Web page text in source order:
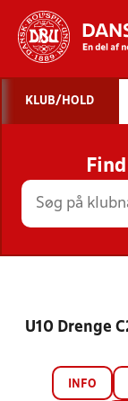
KLUB/HOLD
U10 Drenge
INFO